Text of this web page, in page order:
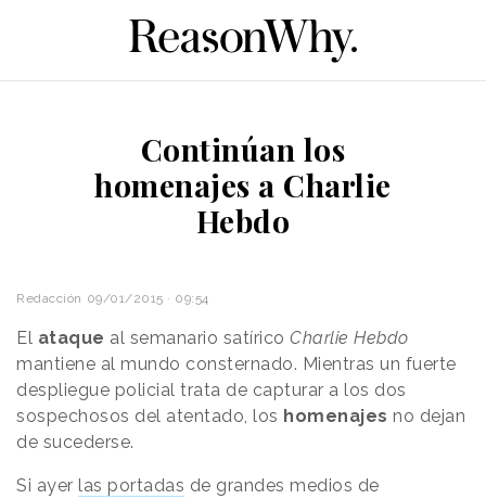
Continúan los
homenajes a Charlie
Hebdo
Redacción 09/01/2015 · 09:54
El ataque al semanario satírico Charlie Hebdo
mantiene al mundo consternado. Mientras un fuerte
despliegue policial trata de capturar a los dos
sospechosos del atentado, los homenajes no dejan
de sucederse.
Si ayer las portadas de grandes medios de